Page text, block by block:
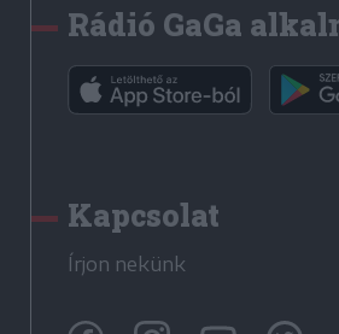
Rádió GaGa
Kapcsolat
Írjon nekünk